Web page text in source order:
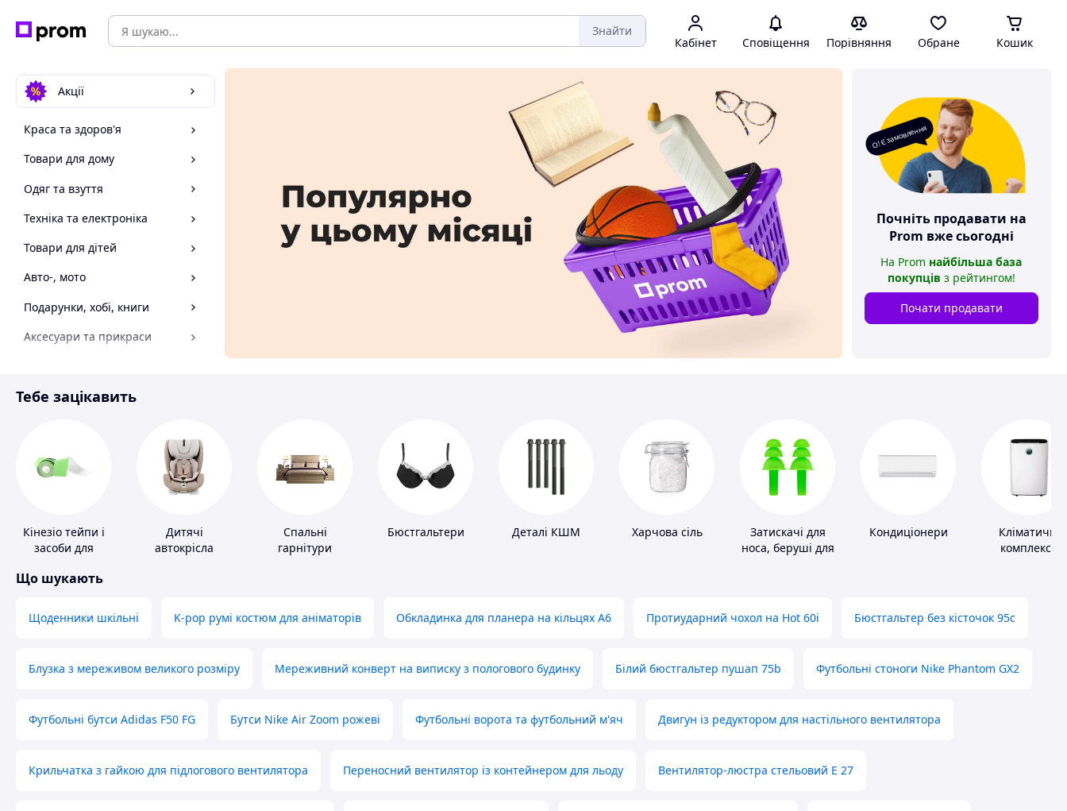
Знайти
Кабінет Сповіщення Порівняння Обране Кошик
Акції
Краса та здоров'я
Товари для дому
Одяг та взуття
Техніка та електроніка
Товари для дітей
Авто-, мото
Подарунки, хобі, книги
Аксесуари та прикраси
Спорт і відпочинок
О! Є замовлення
Почніть продавати на
Prom вже сьогодні
На Prom найбільша база
покупців з рейтингом!
Почати продавати
Тебе зацікавить
Кінезіо тейпи і
засоби для
Дитячі
автокрісла
Спальні
гарнітури
Бюстгальтери Деталі КШМ Харчова сіль
Затискачі для
носа, беруші для
Кондиціонери
Кліматичні
комплекси
Що шукають
Щоденники шкільні K-pop румі костюм для аніматорів Обкладинка для планера на кільцях А6 Протиударний чохол на Hot 60i Бюстгальтер без кісточок 95с
Блузка з мереживом великого розміру Мереживний конверт на виписку з пологового будинку Білий бюстгальтер пушап 75b Футбольні стоноги Nike Phantom GX2
Футбольні бутси Adidas F50 FG Бутси Nike Air Zoom рожеві Футбольні ворота та футбольний м'яч Двигун із редуктором для настільного вентилятора
Крильчатка з гайкою для підлогового вентилятора Переносний вентилятор із контейнером для льоду Вентилятор-люстра стельовий E 27